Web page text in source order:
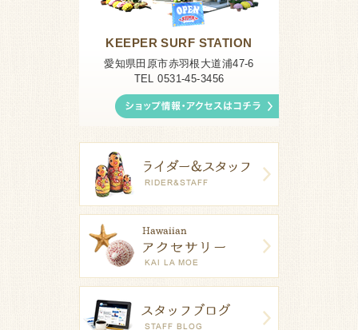
KEEPER SURF STATION
愛知県田原市赤羽根大道浦47-6
TEL 0531-45-3456